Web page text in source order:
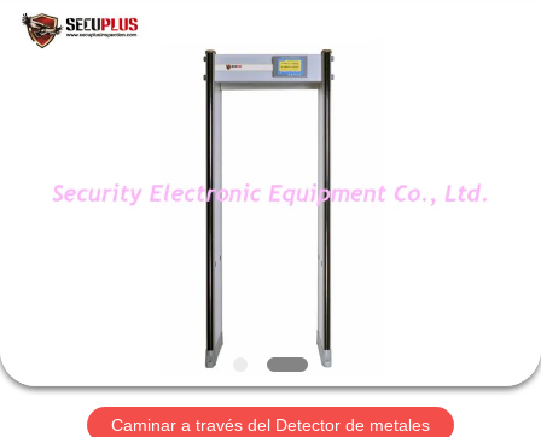
PRODUCTOS
VIAJE
SHENZHEN
SECURITY
ELECTRONIC
Caminar a través del Detector de metales